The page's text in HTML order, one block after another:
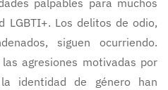
palpables para muchos
LGBTI+. Los delitos de odio,
siguen ocurriendo.
agresiones motivadas por
identidad de género han